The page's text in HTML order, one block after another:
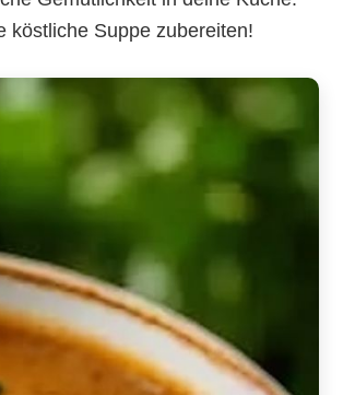
köstliche Suppe zubereiten!